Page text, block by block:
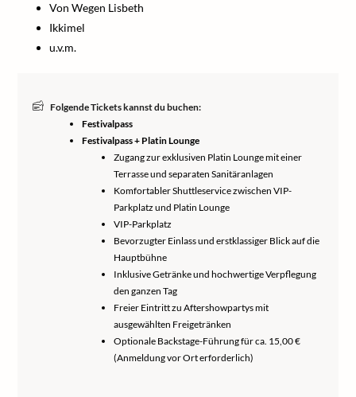
Von Wegen Lisbeth
Ikkimel
u.v.m.
Folgende Tickets kannst du buchen:
Festivalpass
Festivalpass + Platin Lounge
Zugang zur exklusiven Platin Lounge mit einer
Terrasse und separaten Sanitäranlagen
Komfortabler Shuttleservice zwischen VIP-
Parkplatz und Platin Lounge
VIP-Parkplatz
Bevorzugter Einlass und erstklassiger Blick auf die
Hauptbühne
Inklusive Getränke und hochwertige Verpflegung
den ganzen Tag
Freier Eintritt zu Aftershowpartys mit
ausgewählten Freigetränken
Optionale Backstage-Führung für ca. 15,00 €
(Anmeldung vor Ort erforderlich)